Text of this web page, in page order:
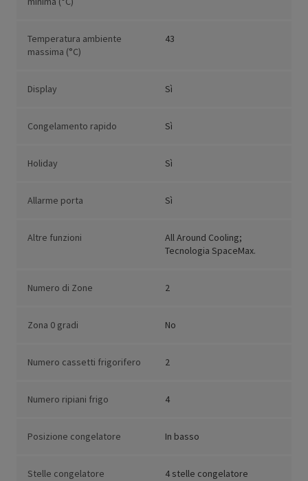
Temperatura ambiente
massima (°C)
43
Display Sì
Congelamento rapido Sì
Holiday Sì
Allarme porta Sì
Altre funzioni
All Around Cooling;
Tecnologia SpaceMax.
Numero di Zone 2
Zona 0 gradi No
Numero cassetti frigorifero 2
Numero ripiani frigo 4
Posizione congelatore In basso
Stelle congelatore 4 stelle congelatore